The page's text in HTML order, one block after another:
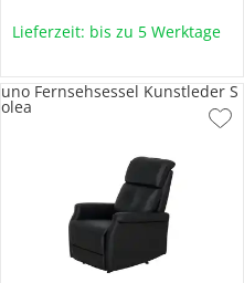
Lieferzeit: bis zu 5 Werktage
uno Fernsehsessel Kunstleder S
olea